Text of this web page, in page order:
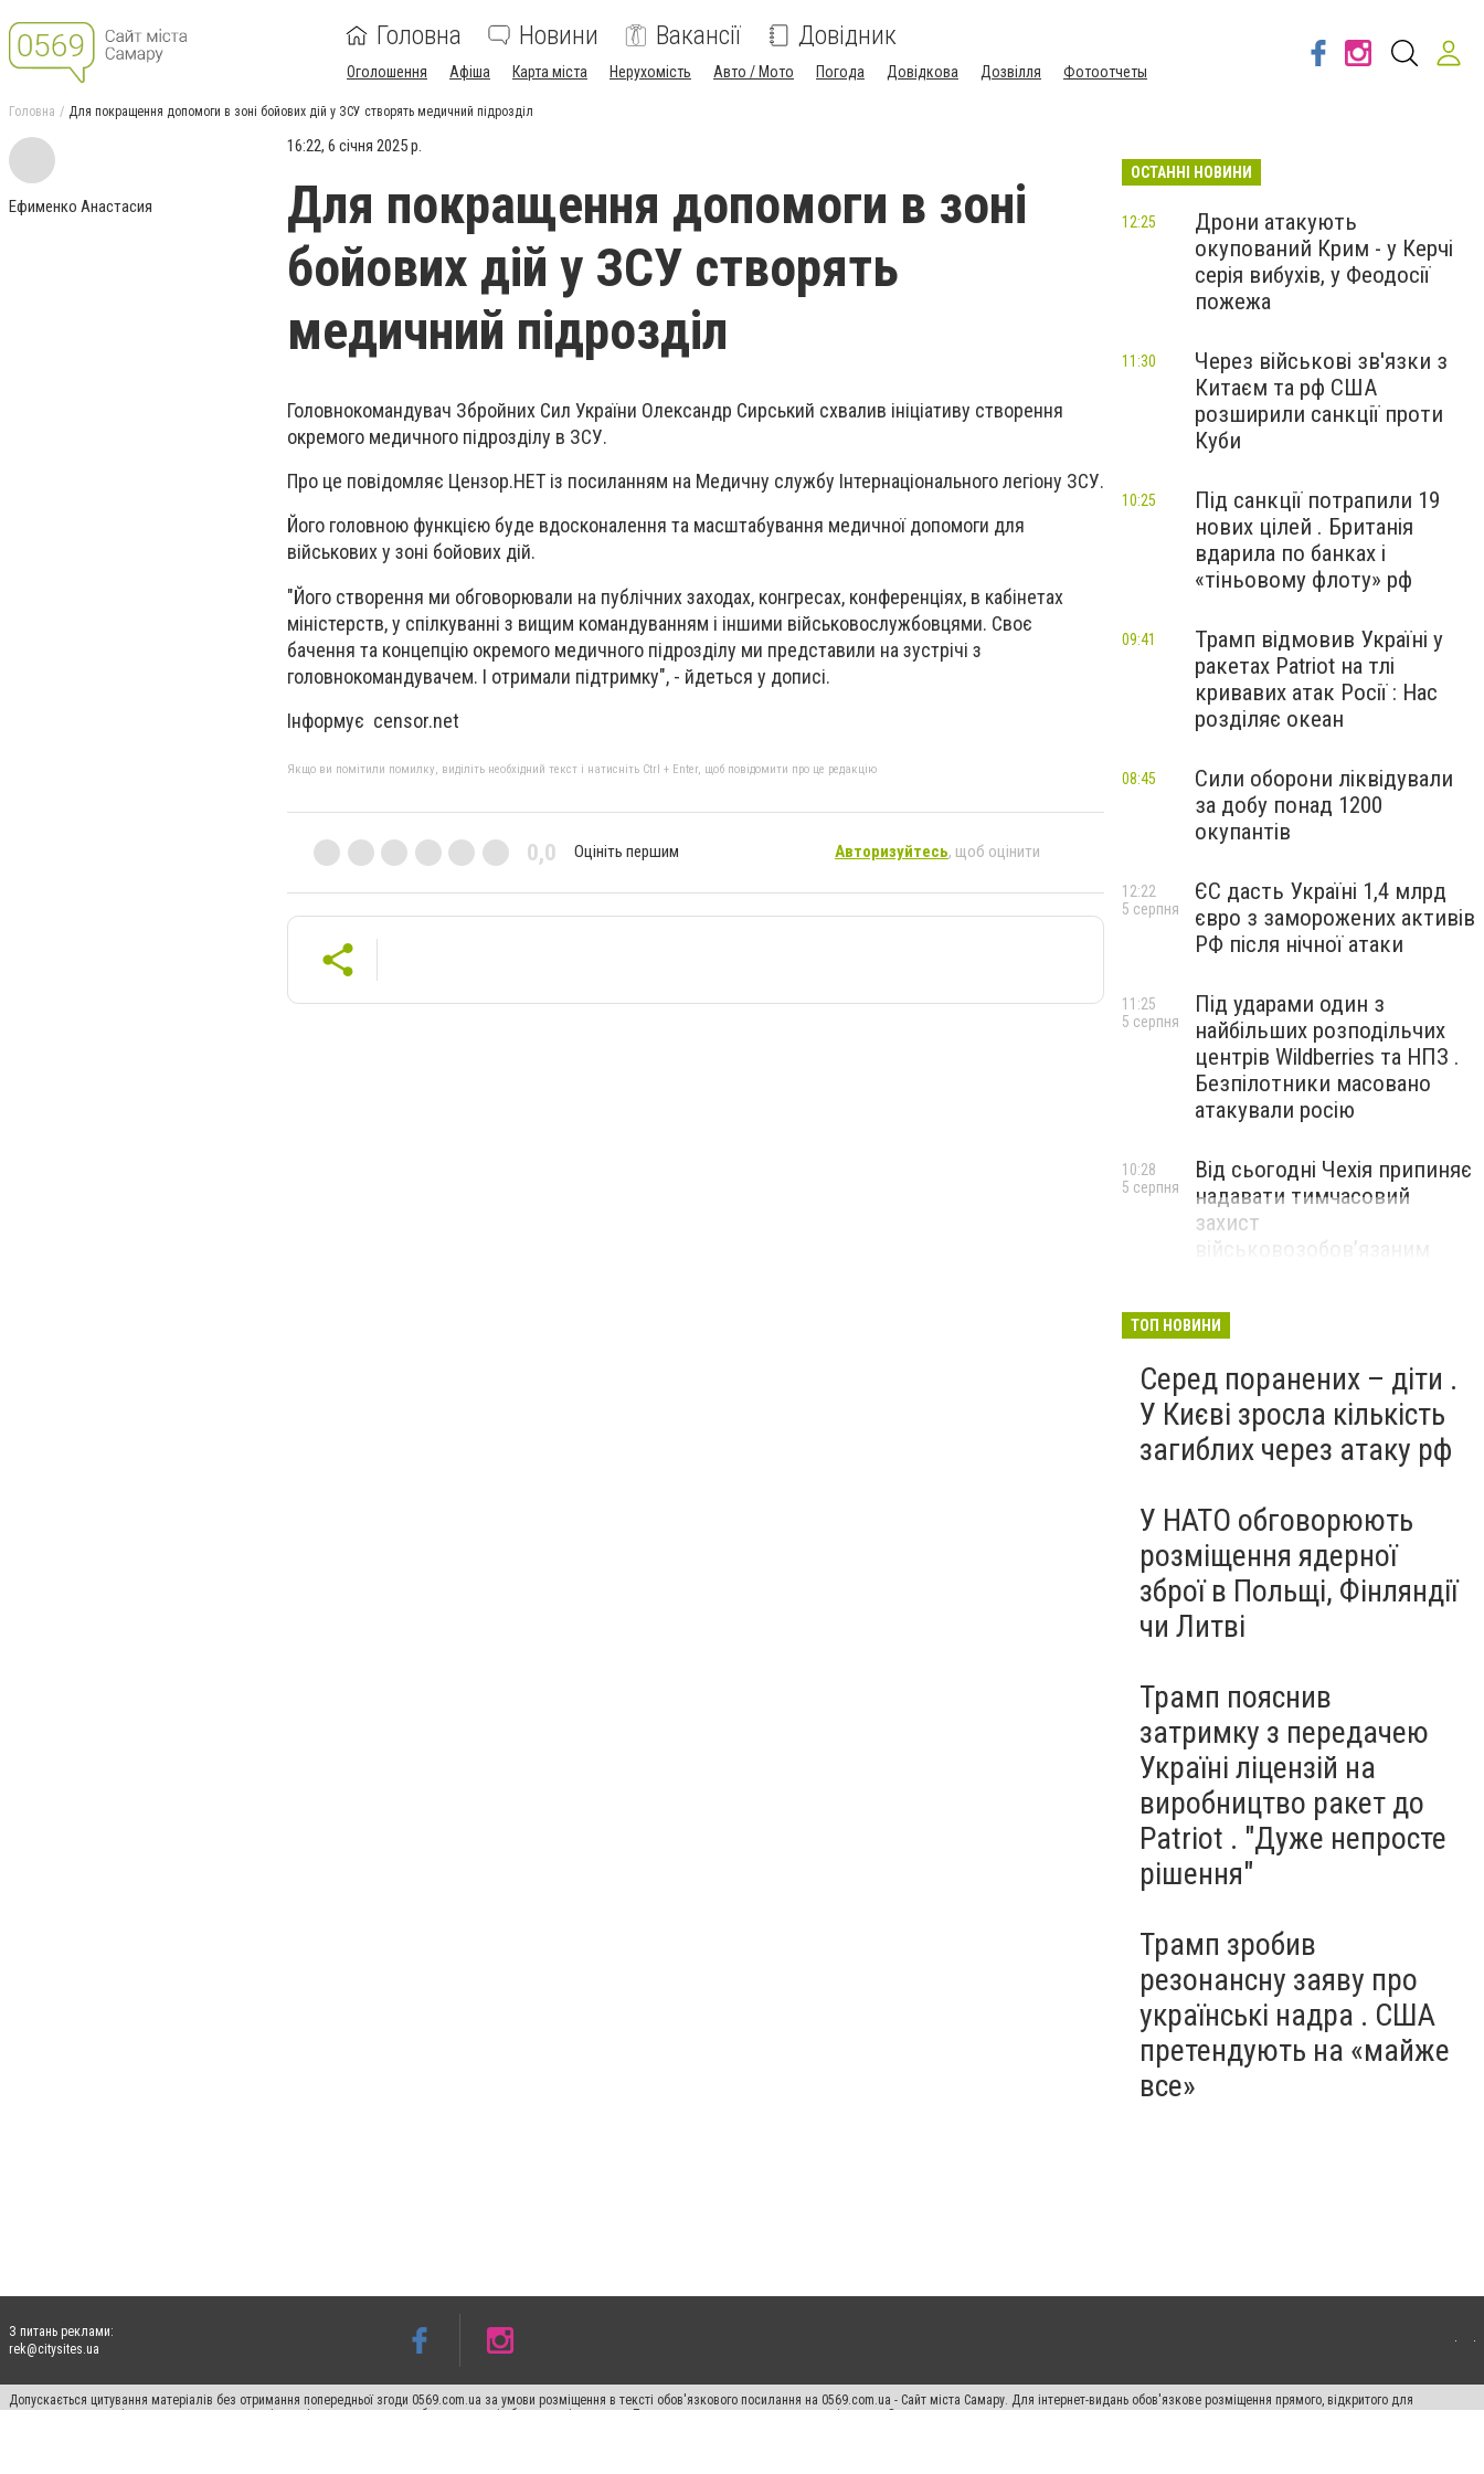
Головна Новини Вакансії Довідник
Оголошення Афіша Карта міста Нерухомість Авто / Мото Погода Довідкова Дозвілля Фотоотчеты
Головна Для покращення допомоги в зоні бойових дій у ЗСУ створять медичний підрозділ
Ефименко Анастасия
16:22, 6 січня 2025 р.
Для покращення допомоги в зоні
бойових дій у ЗСУ створять
медичний підрозділ
Головнокомандувач Збройних Сил України Олександр Сирський схвалив ініціативу створення
окремого медичного підрозділу в ЗСУ.
Про це повідомляє Цензор.НЕТ із посиланням на Медичну службу Інтернаціонального легіону ЗСУ.
Його головною функцією буде вдосконалення та масштабування медичної допомоги для
військових у зоні бойових дій.
"Його створення ми обговорювали на публічних заходах, конгресах, конференціях, в кабінетах
міністерств, у спілкуванні з вищим командуванням і іншими військовослужбовцями. Своє
бачення та концепцію окремого медичного підрозділу ми представили на зустрічі з
головнокомандувачем. І отримали підтримку", - йдеться у дописі.
Інформує censor.net
Якщо ви помітили помилку, виділіть необхідний текст і натисніть Ctrl + Enter, щоб повідомити про це редакцію
0,0 Оцініть першим Авторизуйтесь, щоб оцінити
ОСТАННІ НОВИНИ
Дрони атакують
окупований Крим - у Керчі
серія вибухів, у Феодосії
пожежа
12:25
Через військові зв'язки з
Китаєм та рф США
розширили санкції проти
Куби
11:30
Під санкції потрапили 19
нових цілей . Британія
вдарила по банках і
«тіньовому флоту» рф
10:25
Трамп відмовив Україні у
ракетах Patriot на тлі
кривавих атак Росії : Нас
розділяє океан
09:41
Сили оборони ліквідували
за добу понад 1200
окупантів
08:45
ЄС дасть Україні 1,4 млрд
євро з заморожених активів
РФ після нічної атаки
12:22
5 серпня
Під ударами один з
найбільших розподільчих
центрів Wildberries та НПЗ .
Безпілотники масовано
атакували росію
11:25
5 серпня
Від сьогодні Чехія припиняє
надавати тимчасовий
захист
військовозобов’язаним
10:28
5 серпня
ТОП НОВИНИ
Серед поранених – діти .
У Києві зросла кількість
загиблих через атаку рф
У НАТО обговорюють
розміщення ядерної
зброї в Польщі, Фінляндії
чи Литві
Трамп пояснив
затримку з передачею
Україні ліцензій на
виробництво ракет до
Patriot . "Дуже непросте
рішення"
Трамп зробив
резонансну заяву про
українські надра . США
претендують на «майже
все»
З питань реклами:
rek@citysites.ua
Допускається цитування матеріалів без отримання попередньої згоди 0569.com.ua за умови розміщення в тексті обов'язкового посилання на 0569.com.ua - Сайт міста Самару. Для інтернет-видань обов'язкове розміщення прямого, відкритого для
пошукових систем гіперпосилання на цитовані статті не нижче другого абзацу в тексті або в якості джерела. Порушення виняткових прав переслідується Законом.